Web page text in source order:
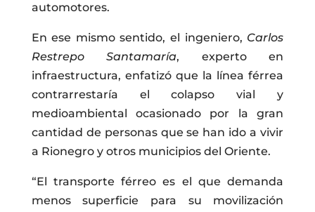
automotores.
En ese mismo sentido, el ingeniero, Carlos
Restrepo Santamaría, experto en
infraestructura, enfatizó que la línea férrea
contrarrestaría el colapso vial y
medioambiental ocasionado por la gran
cantidad de personas que se han ido a vivir
a Rionegro y otros municipios del Oriente.
“El transporte férreo es el que demanda
menos superficie para su movilización